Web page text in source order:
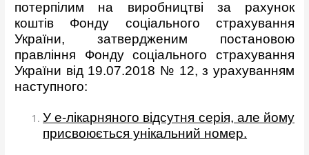
потерпілим на виробництві за рахунок
коштів Фонду соціального страхування
України, затвердженим постановою
правління Фонду соціального страхування
України від 19.07.2018 № 12, з урахуванням
наступного:
У е-лікарняного відсутня серія, але йому
присвоюється унікальний номер.